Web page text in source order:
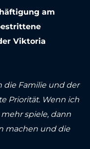
am
Viktoria
die Familie und der
Priorität. Wenn ich
spiele, dann
machen und die